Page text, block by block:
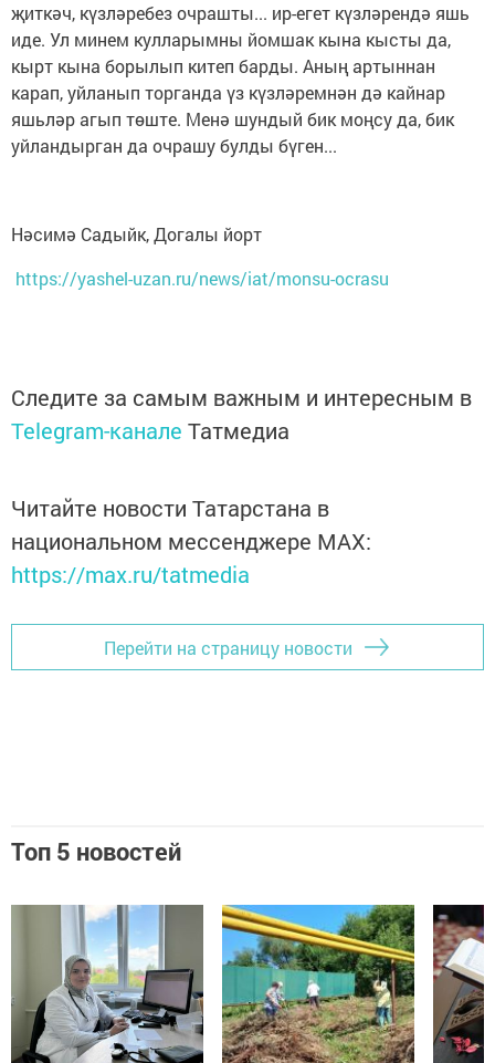
җиткәч, күзләребез очрашты... ир-егет күзләрендә яшь
иде. Ул минем кулларымны йомшак кына кысты да,
кырт кына борылып китеп барды. Аның артыннан
карап, уйланып торганда үз күзләремнән дә кайнар
яшьләр агып төште. Менә шундый бик моңсу да, бик
уйландырган да очрашу булды бүген...
Нәсимә Садыйк, Догалы йорт
https://yashel-uzan.ru/news/iat/monsu-ocrasu
Следите за самым важным и интересным в
Telegram-канале Татмедиа
Читайте новости Татарстана в
национальном мессенджере MАХ:
https://max.ru/tatmedia
Перейти на страницу новости
Топ 5 новостей